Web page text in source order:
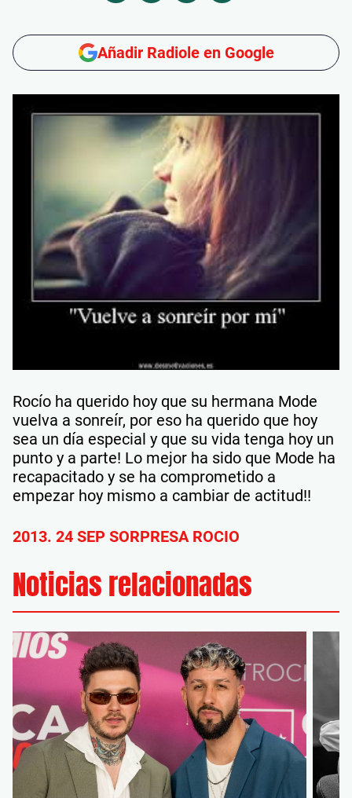
Añadir Radiole en Google
Rocío ha querido hoy que su hermana Mode
vuelva a sonreír, por eso ha querido que hoy
sea un día especial y que su vida tenga hoy un
punto y a parte! Lo mejor ha sido que Mode ha
recapacitado y se ha comprometido a
empezar hoy mismo a cambiar de actitud!!
2013. 24 SEP SORPRESA ROCIO
Noticias relacionadas